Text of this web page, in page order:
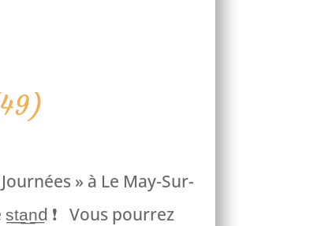
» à Le May-Sur-
❗ Vous pourrez